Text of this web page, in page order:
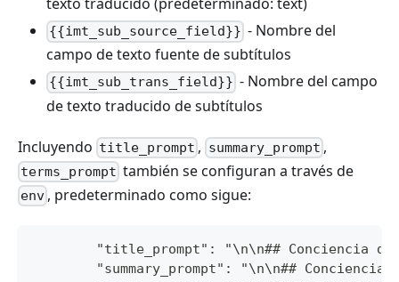
{{imt_sub_source_field}} - Nombre del
campo de texto fuente de subtítulos
{{imt_sub_trans_field}} - Nombre del campo
de texto traducido de subtítulos
Incluyendo title_prompt , summary_prompt ,
terms_prompt también se configuran a través de
env , predeterminado como sigue:
"title_prompt": "\n\n## Conciencia
"summary_prompt": "\n\n## Conciencia